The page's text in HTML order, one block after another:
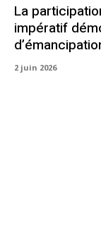
La
impératif
2 juin 2026